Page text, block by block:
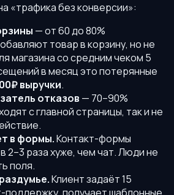
«трафика без конверсии»:
— от 60 до 80%
товар в корзину, но не
магазина со средним чеком 5
в месяц это потерянные
выручки.
отказов — 70–90%
с главной страницы, так и не
в формы.Контакт-формы
2–3 раза хуже, чем чат. Люди не
поля.
Клиент задаёт 15